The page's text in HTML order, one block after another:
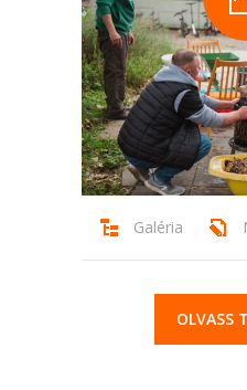
Galéria
OLVASS